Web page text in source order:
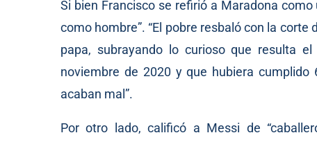
Si bien Francisco se refirió a Maradona como
como hombre”. “El pobre resbaló con la corte
papa, subrayando lo curioso que resulta
noviembre de 2020 y que hubiera
acaban mal”.
Por otro lado, calificó a Messi de